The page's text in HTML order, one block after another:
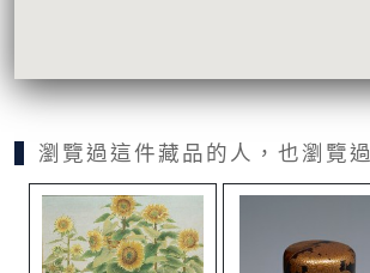
瀏覽過這件藏品的人，也瀏覽過